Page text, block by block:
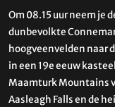
Om 08.15 uur neem je
dunbevolkte
hoogveenvelden naar
in een 19e eeuw
Maamturk Mountains
Aasleagh Falls en de